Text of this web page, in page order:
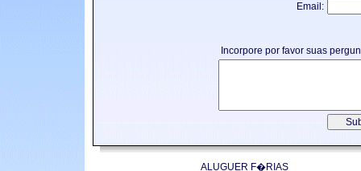
Email:
Incorpore por favor suas
ALUGUER F�RIAS